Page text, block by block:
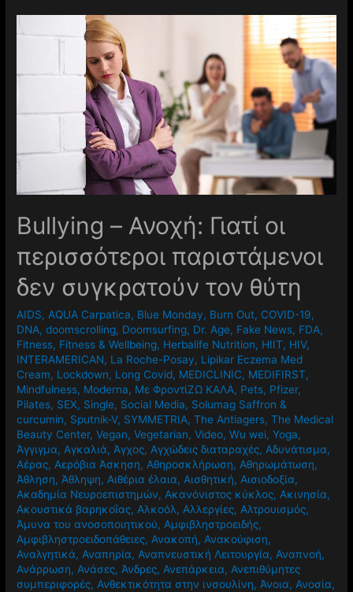
Βullying – Ανοχή: Γιατί οι
περισσότεροι παριστάμενοι
δεν συγκρατούν τον θύτη
AIDS,AQUA Carpatica, Blue Monday, Burn Out, COVID-19,
DNA,doomscrolling, Doomsurfing, Dr. Age, Fake News, FDA,
Fitness, Fitness & Wellbeing, Herbalife Nutrition, HIIT, HIV,
INTERAMERICAN, La Roche-Posay, Lipikar Eczema Med
Cream, Lockdown, Long Covid, MEDICLINIC, MEDIFIRST,
Mindfulness, Moderna, Mε ΦροντίΖΩ ΚΑΛΑ, Pets, Pfizer,
Pilates, SEX, Single, Social Media, Solumag Saffron &
curcumin, Sputnik-V, SYMMETRIA,The Antiagers,The Medical
Beauty Center,Vegan,Vegetarian,Video,Wu wei,Yoga,
Άγγιγμα,Αγκαλιά,Άγχος,Αγχώδεις διαταραχές,Αδυνάτισμα,
Αέρας,Αερόβια Άσκηση,Αθηροσκλήρωση,Αθηρωμάτωση,
Άθληση,Άθληψη,Αιθέρια έλαια,Αισθητική,Αισιοδοξία,
Ακαδημία Νευροεπιστημών,Ακανόνιστος κύκλος,Ακινησία,
Ακουστικά βαρηκοΐας,Αλκοόλ,Αλλεργίες,Αλτρουισμός,
Άμυνα του ανοσοποιητικού,Αμφιβληστροειδής,
Αμφιβληστροειδοπάθειες,Ανακοπή,Ανακούφιση,
Αναλγητικά,Αναπηρία,Αναπνευστική Λειτουργία,Αναπνοή,
Ανάρρωση,Ανάσες,Άνδρες,Ανεπάρκεια,Ανεπιθύμητες
συμπεριφορές,Ανθεκτικότητα στην ινσουλίνη,Άνοια,Ανοσία,